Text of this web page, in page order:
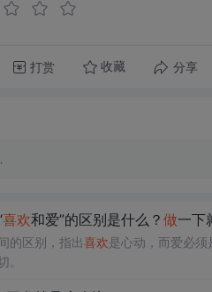
打赏 收藏 分享
喜欢和爱”的区别是什么？ 做一下
的区别，指出喜欢是心动，而爱必须
。